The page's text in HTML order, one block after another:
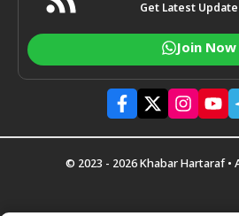
Get Latest
Join Now
© 2023 - 2026 Khabar Hartaraf •